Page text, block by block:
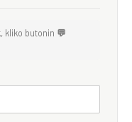
kliko butonin 💬